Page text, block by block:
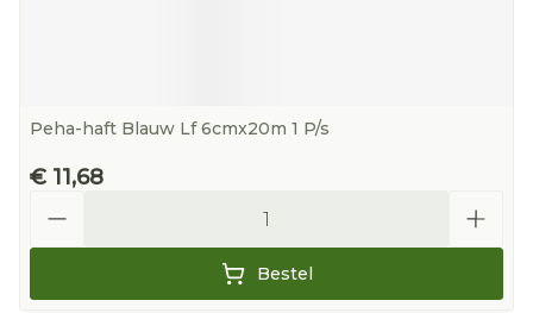
Peha-haft Blauw Lf 6cmx20m 1 P/s
€ 11,68
Bestel